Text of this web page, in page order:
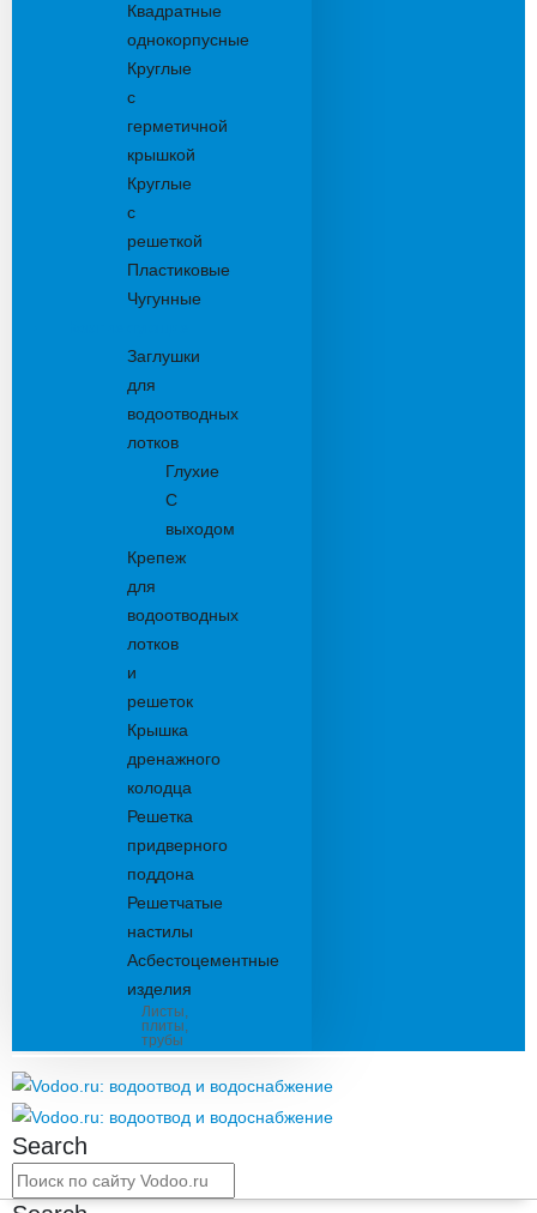
Квадратные
однокорпусные
Круглые
с
герметичной
крышкой
Круглые
с
решеткой
Пластиковые
Чугунные
Заглушки
для
водоотводных
лотков
Глухие
С
выходом
Крепеж
для
водоотводных
лотков
и
решеток
Крышка
дренажного
колодца
Решетка
придверного
поддона
Решетчатые
настилы
Асбестоцементные
изделия
Листы,
плиты,
трубы
Search